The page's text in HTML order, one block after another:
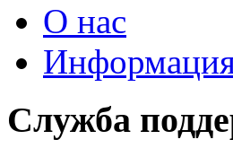
О нас
Служба